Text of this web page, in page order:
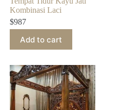
Kombinasi Laci
$987
Add to cart